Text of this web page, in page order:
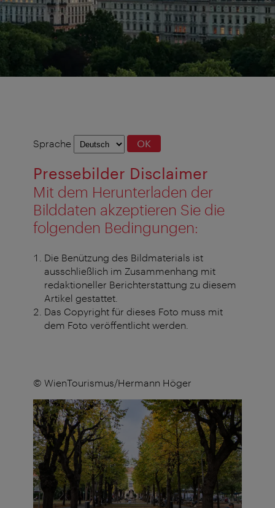
Sprachauswahl
Sprache OK
Pressebilder Disclaimer
Mit dem Herunterladen der
Bilddaten akzeptieren Sie die
folgenden Bedingungen:
Die Benützung des Bildmaterials ist
ausschließlich im Zusammenhang mit
redaktioneller Berichterstattung zu diesem
Artikel gestattet.
Das Copyright für dieses Foto muss mit
dem Foto veröffentlicht werden.
© WienTourismus/Hermann Höger